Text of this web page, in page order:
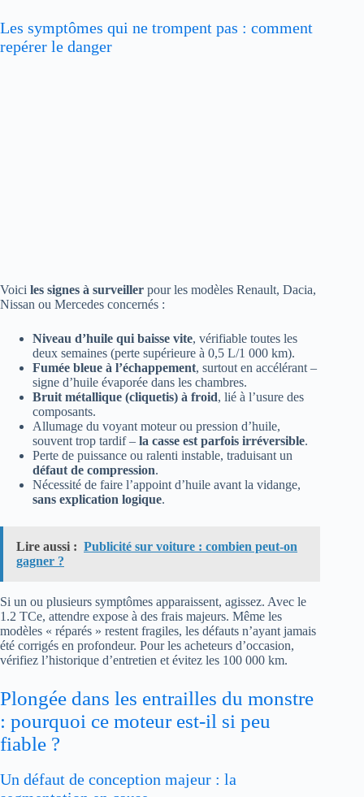
Les symptômes qui ne trompent pas : comment
repérer le danger
Voici les signes à surveiller pour les modèles Renault, Dacia,
Nissan ou Mercedes concernés :
Niveau d’huile qui baisse vite, vérifiable toutes les
deux semaines (perte supérieure à 0,5 L/1 000 km).
Fumée bleue à l’échappement, surtout en accélérant –
signe d’huile évaporée dans les chambres.
Bruit métallique (cliquetis) à froid, lié à l’usure des
composants.
Allumage du voyant moteur ou pression d’huile,
souvent trop tardif – la casse est parfois irréversible.
Perte de puissance ou ralenti instable, traduisant un
défaut de compression.
Nécessité de faire l’appoint d’huile avant la vidange,
sans explication logique.
Lire aussi : Publicité sur voiture : combien peut-on
gagner ?
Si un ou plusieurs symptômes apparaissent, agissez. Avec le
1.2 TCe, attendre expose à des frais majeurs. Même les
modèles « réparés » restent fragiles, les défauts n’ayant jamais
été corrigés en profondeur. Pour les acheteurs d’occasion,
vérifiez l’historique d’entretien et évitez les 100 000 km.
Plongée dans les entrailles du monstre
: pourquoi ce moteur est-il si peu
fiable ?
Un défaut de conception majeur : la